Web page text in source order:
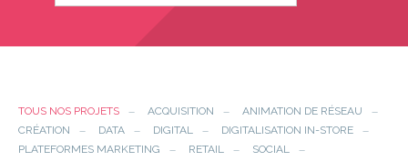
TOUS NOS PROJETS ACQUISITION
ANIMATION DE RÉSEAU
CRÉATION
DATA DIGITAL
DIGITALISATION IN-STORE
PLATEFORMES MARKETING
RETAIL
SOCIAL